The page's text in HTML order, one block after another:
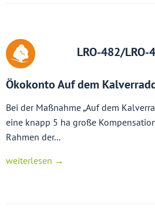
LRO-482/LRO-
Ökokonto Auf dem
Bei der Maßnahme „Auf dem
eine knapp 5 ha große
Rahmen der...
weiterlesen →